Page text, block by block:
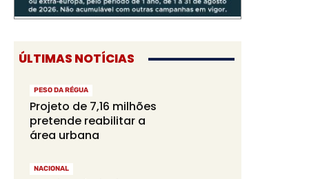
ÚLTIMAS NOTÍCIAS
PESO DA RÉGUA
Projeto de 7,16 milhões
pretende reabilitar a
área urbana
NACIONAL